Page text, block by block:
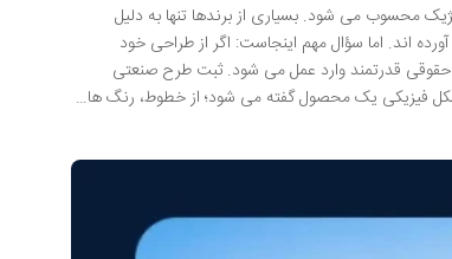
محسوب می شود. بسیاری از برندها تنها به دلیل
اند. اما سؤال مهم اینجاست: اگر از طراحی خود
حقوقی قدرتمند وارد عمل می شود. ثبت طرح صنعتی
فیزیکی یک محصول گفته می شود؛ از خطوط، رنگ ها…